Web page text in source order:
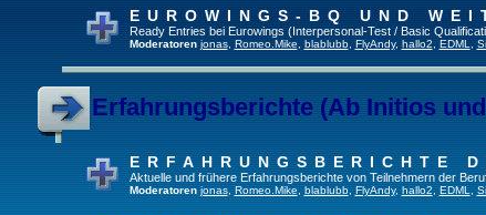
EUROWINGS-BQ UND
Ready Entries bei Eurowings (Interpersonal-Test / Basic
Moderatoren jonas, Romeo.Mike blablubb, FlyAndy, hallo2 EDML
Erfahrungsberichte (Ab Initios
ERFAHRUNGSBERICHTE
Aktuelle und frühere Erfahrungsberichte von Teilnehmern der
Moderatoren jonas, Romeo.Mike blablubb, FlyAndy, hallo2 EDML